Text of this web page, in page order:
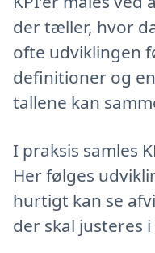
der tæller, hvor
ofte udviklingen
definitioner og
tallene kan
I praksis samles
Her følges
hurtigt kan se
der skal justeres